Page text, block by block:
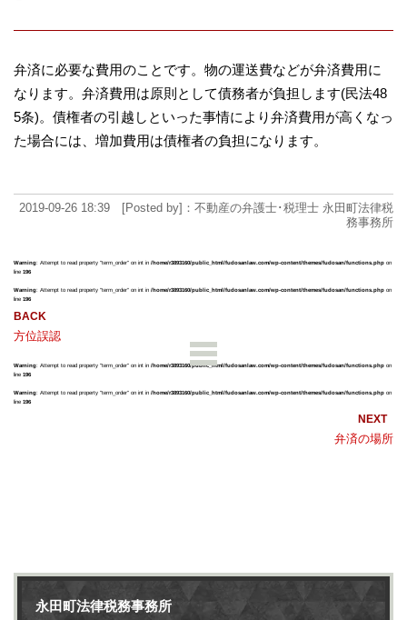
弁済に必要な費用のことです。物の運送費などが弁済費用に
なります。弁済費用は原則として債務者が負担します(民法48
5条)。債権者の引越しといった事情により弁済費用が高くなっ
た場合には、増加費用は債権者の負担になります。
2019-09-26 18:39 [Posted by]：不動産の弁護士･税理士 永田町法律税
務事務所
Warning: Attempt to read property "term_order" on int in /home/r3893160/public_html/fudosanlaw.com/wp-content/themes/fudosan/functions.php on
line 196
Warning: Attempt to read property "term_order" on int in /home/r3893160/public_html/fudosanlaw.com/wp-content/themes/fudosan/functions.php on
line 196
方位誤認
Warning: Attempt to read property "term_order" on int in /home/r3893160/public_html/fudosanlaw.com/wp-content/themes/fudosan/functions.php on
line 196
Warning: Attempt to read property "term_order" on int in /home/r3893160/public_html/fudosanlaw.com/wp-content/themes/fudosan/functions.php on
line 196
弁済の場所
永田町法律税務事務所